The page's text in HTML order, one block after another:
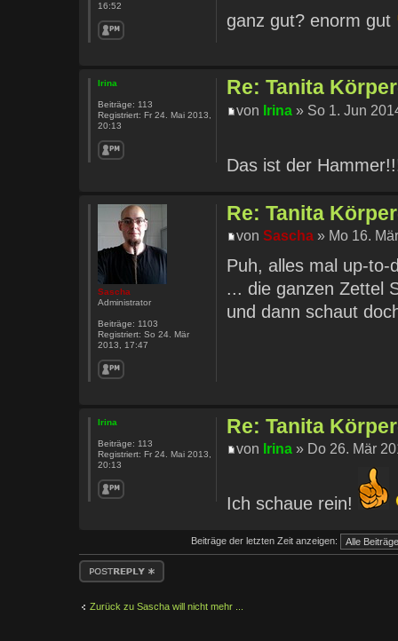
ganz gut? enorm gut
16:52
Re: Tanita
von Irina » So 1. Jun
Das ist der
Irina
Beiträge: 113
Registriert: Fr 24. Mai 2013,
20:13
Re: Tanita
vonSascha » Mo 16.
Puh, alles mal up-to-
... die ganzen Zettel
und dann schaut
Sascha
Administrator
Beiträge: 1103
Registriert: So 24. Mär
2013, 17:47
Re: Tanita
von Irina » Do 26. Mär
Ich schaue rein!
Irina
Beiträge: 113
Registriert: Fr 24. Mai 2013,
20:13
Beiträge der letzten Zeit anzeigen:
Antwort erstellen
Zurück zu Sascha will nicht mehr ...